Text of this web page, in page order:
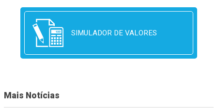
SIMULADOR DE VALORES
Mais Notícias